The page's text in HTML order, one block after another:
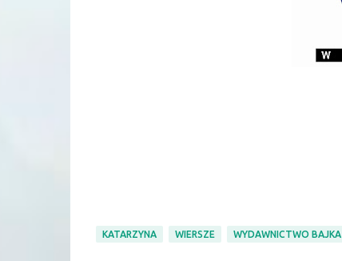
KATARZYNA WIERSZE WYDAWNICTWO BAJKA